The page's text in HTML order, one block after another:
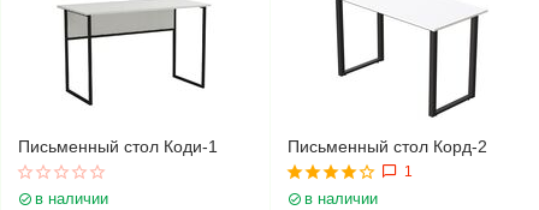
Письменный стол Коди-1
в наличии
Письменный стол Корд-2
1
в наличии